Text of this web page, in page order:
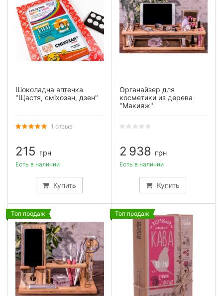
Шоколадна аптечка
"Щастя, сміхозан, дзен"
1 отзыв
215 грн
Купить
Есть в наличии
Органайзер для
косметики из дерева
"Макияж"
2 938 грн
Купить
Есть в наличии
Топ продаж Топ продаж